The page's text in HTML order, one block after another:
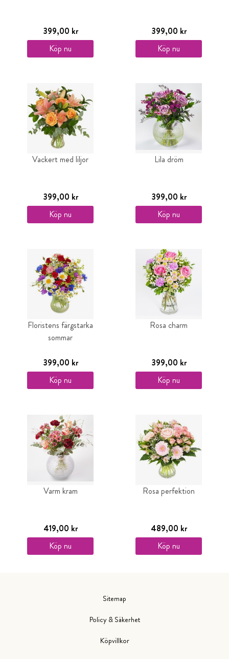
399,00 kr
Köp nu
399,00 kr
Köp nu
Vackert med liljor
399,00 kr
Köp nu
Lila dröm
399,00 kr
Köp nu
Floristens färgstarka
sommar
399,00 kr
Köp nu
Rosa charm
399,00 kr
Köp nu
Varm kram
419,00 kr
Köp nu
Rosa perfektion
489,00 kr
Köp nu
Sitemap
Policy & Säkerhet
Köpvillkor